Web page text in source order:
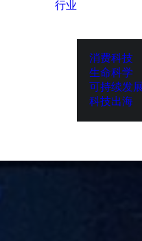
行业
消费科技
生命科学
可持续发
科技出海